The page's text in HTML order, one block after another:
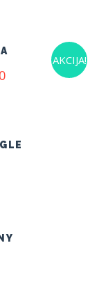
AKCIJA!
Current